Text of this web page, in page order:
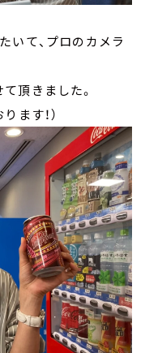
いて、プロのカメラ
頂きました。
ます！）